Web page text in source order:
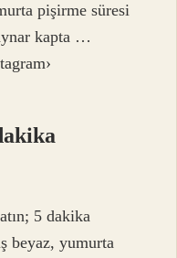
pişirme süresi
kapta …
5 dakika
beyaz, yumurta